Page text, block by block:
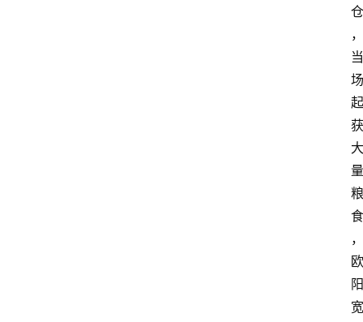
仓
，
当
场
起
获
大
量
粮
食
，
欧
阳
宽